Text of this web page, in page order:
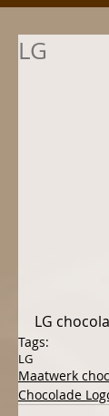
LG
LG
Tags:
LG
Maatwerk
Chocolade